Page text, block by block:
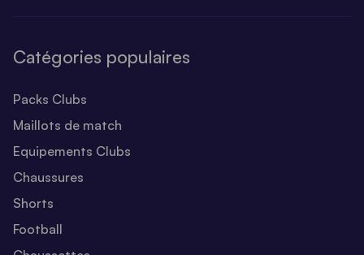
Catégories populaires
Packs Clubs
Maillots de match
Equipements Clubs
Chaussures
Shorts
Football